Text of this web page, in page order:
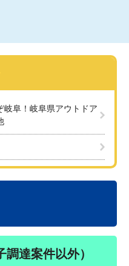
岐阜！岐阜県アウトドア
達案件以外）